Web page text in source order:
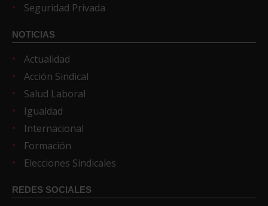
Seguridad Privada
NOTICIAS
Actualidad
Acción Sindical
Salud Laboral
Igualdad
Internacional
Formación
Elecciones Sindicales
REDES SOCIALES